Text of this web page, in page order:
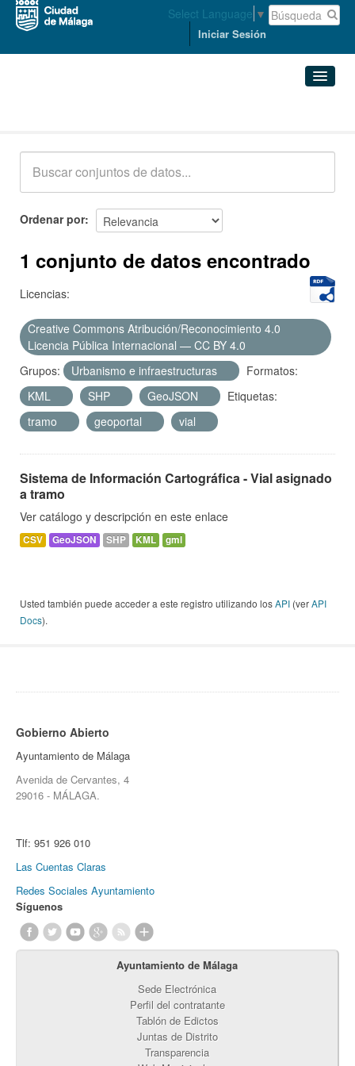
Select Language ▼
Iniciar Sesión
Acerca de
Ordenar por
1 conjunto de datos encontrado
Licencias:
Creative Commons Atribución/Reconocimiento 4.0
Licencia Pública Internacional — CC BY 4.0
Grupos:
Urbanismo e infraestructuras
Formatos:
KML
SHP GeoJSON
Etiquetas:
tramo
geoportal vial
Sistema de Información Cartográfica - Vial asignado
a tramo
Ver catálogo y descripción en este enlace
CSV GeoJSON SHP KML gml
Usted también puede acceder a este registro utilizando losAPI (verAPI
Docs).
Gobierno Abierto
Ayuntamiento de Málaga
Avenida de Cervantes, 4
29016 - MÁLAGA.
Tlf: 951 926 010
Las Cuentas Claras
Redes Sociales Ayuntamiento
Síguenos
Ayuntamiento de Málaga
Sede Electrónica
Perfil del contratante
Tablón de Edictos
Juntas de Distrito
Transparencia